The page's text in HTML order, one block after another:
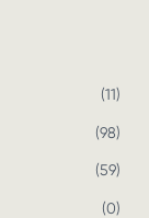
(11)
(98)
(59)
(0)